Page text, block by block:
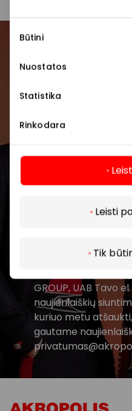
pasirinkimas
Būtini
Nuostatos
Statistika
Rinkodara
Leisti
Tik
Pirmieji sužinokite
Spustelėdamas
GROUP, UAB Tavo
naujienlaiškių
kuriuo metu
gautame